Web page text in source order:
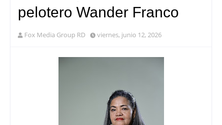
pelotero Wander Franco
Fox Media Group RD viernes, junio 12, 2026